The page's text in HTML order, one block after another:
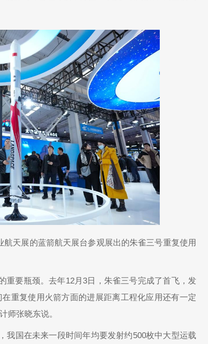
航天展的蓝箭航天展台参观展出的朱雀三号重复使用
重要瓶颈。去年12月3日，朱雀三号完成了首飞，发
重复使用火箭方面的进展距离工程化应用还有一定
师张晓东说。
我国在未来一段时间年均要发射约500枚中大型运载